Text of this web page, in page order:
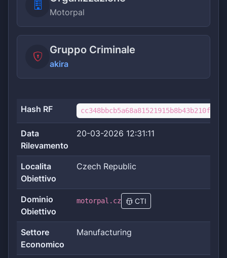
Motorpal
Gruppo Criminale
akira
Hash RF
Data
Rilevamento
20-03-2026 12:31:11
Localita
Obiettivo
Czech Republic
Dominio
Obiettivo
motorpal.cz CTI
Settore
Economico
Manufacturing